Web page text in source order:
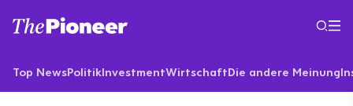
Top NewsPolitikInvestmentWirtschaftDie andere Meinung